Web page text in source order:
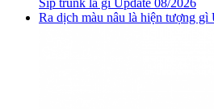
Ra dịch màu nâu là hiện tượng gì